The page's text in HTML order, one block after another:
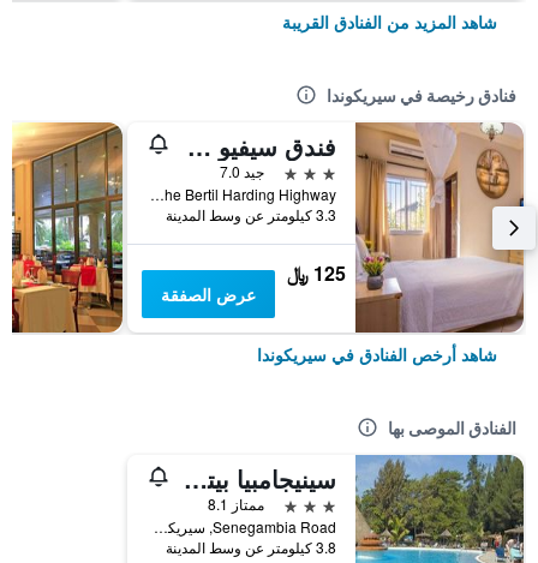
شاهد المزيد من الفنادق القريبة
فنادق رخيصة في سيريكوندا
فندق سيفيو غاردينز
3 نجوم
جيد 7.0
Off The Bertil Harding Highway, سيريكوندا, غامبيا
3.3 كيلومتر عن وسط المدينة
125 ﷼
عرض الصفقة
شاهد أرخص الفنادق في سيريكوندا
الفنادق الموصى بها
سينيجامبيا بيتش هوتل
3 نجوم
ممتاز 8.1
Senegambia Road, سيريكوندا, غامبيا
3.8 كيلومتر عن وسط المدينة